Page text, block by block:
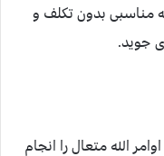
مناسبی بدون تکلف و
جوید.
الله متعال را انجام